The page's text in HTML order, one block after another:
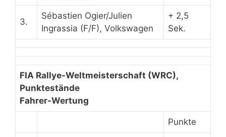
3.
Sébastien Ogier/Julien
Ingrassia (F/F), Volkswagen
+ 2,5
Sek.
FIA Rallye-Weltmeisterschaft (WRC),
Punktestände
Fahrer-Wertung
Punkte